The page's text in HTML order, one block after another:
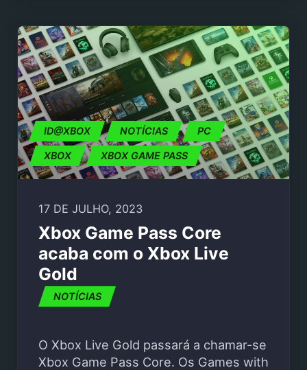
ID@XBOX NOTÍCIAS PC
XBOX XBOX GAME PASS
17 DE JULHO, 2023
Xbox Game Pass Core
acaba com o Xbox Live
Gold
NOTÍCIAS
O Xbox Live Gold passará a chamar-se
Xbox Game Pass Core. Os Games with